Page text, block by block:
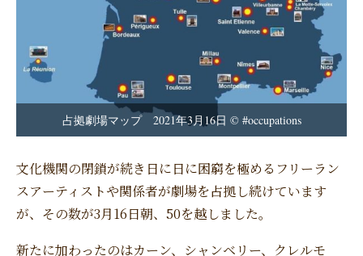
占拠劇場マップ 2021年3月16日 © #occupations
文化機関の閉鎖が続き日に日に困窮を極めるフリーラン
スアーティストや関係者が劇場を占拠し続けています
が、その数が3月16日朝、50を越しました。
新たに加わったのはカーン、シャンベリー、クレルモ